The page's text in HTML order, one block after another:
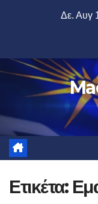
Δε. Αυγ
Ετικέτα: